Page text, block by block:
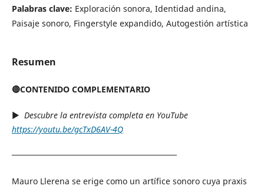
Palabras clave: Exploración sonora, Identidad andina,
Paisaje sonoro, Fingerstyle expandido, Autogestión artística
Resumen
🔴CONTENIDO COMPLEMENTARIO
▶︎ Descubre la entrevista completa en YouTube
https://youtu.be/gcTxD6AV-4Q
────────────────────────────
Mauro Llerena se erige como un artífice sonoro cuya praxis